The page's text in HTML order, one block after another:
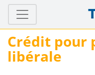
Crédit pour
libérale